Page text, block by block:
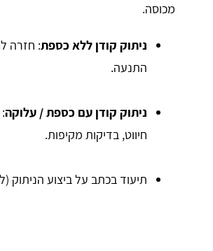
מכוסה.
ניתוק קודן ללא כספת: חזרה
התנעה.
ניתוק קודן עם כספת / עלוקה
חיווט, בדיקות מקיפות.
תיעוד בכתב על ביצוע הניתוק